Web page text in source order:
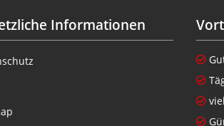
Informationen